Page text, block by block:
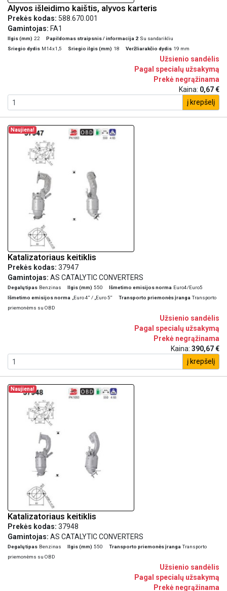
Alyvos išleidimo kaištis, alyvos karteris
Prekės kodas: 588.670.001
Gamintojas: FA1
Ilgis (mm) 22 Papildomas straipsnis / informacija 2 Su sandarikliu
Sriegio dydis M14x1,5 Sriegio ilgis (mm) 18 Veržliarakčio dydis 19 mm
Užsienio sandėlis
Pagal specialų užsakymą
Prekė negrąžinama
Kaina: 0,67 €
į krepšelį
Naujiena!
Katalizatoriaus keitiklis
Prekės kodas: 37947
Gamintojas: AS CATALYTIC CONVERTERS
Degalų tipas Benzinas Ilgis (mm) 550 Išmetimo emisijos norma Euro4/Euro5
Išmetimo emisijos norma
„Euro 4“ / „Euro 5“ Transporto priemonės įranga Transporto
priemonėms su OBD
Užsienio sandėlis
Pagal specialų užsakymą
Prekė negrąžinama
Kaina: 390,67 €
į krepšelį
Naujiena!
Katalizatoriaus keitiklis
Prekės kodas: 37948
Gamintojas: AS CATALYTIC CONVERTERS
Degalų tipas Benzinas Ilgis (mm) 550 Transporto priemonės įranga Transporto
priemonėms su OBD
Užsienio sandėlis
Pagal specialų užsakymą
Prekė negrąžinama